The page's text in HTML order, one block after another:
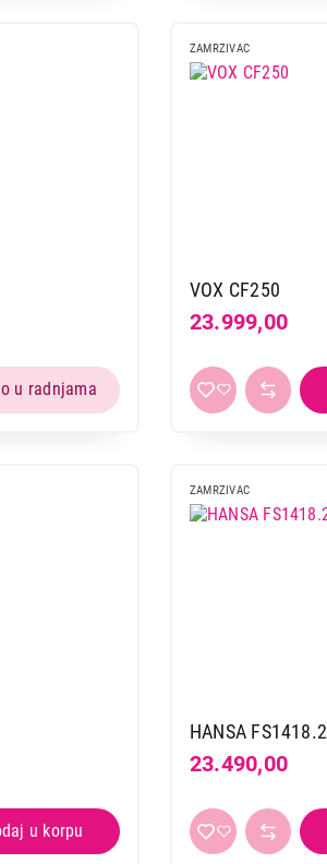
ZAMRZIVAC
VOX CF250
23.999,00
ZAMRZIVAC
HANSA FS1418.2
23.490,00